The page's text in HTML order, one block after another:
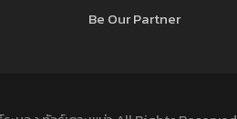
Be Our Partner